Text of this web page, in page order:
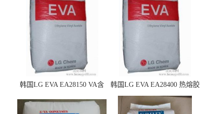
韩国LG EVA EA28150 VA含
韩国LG EVA EA28400 热熔胶
级 VA含量28 熔指400